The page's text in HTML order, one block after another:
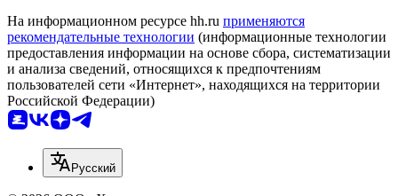
На информационном ресурсе hh.ru применяются
рекомендательные технологии (информационные технологии
предоставления информации на основе сбора, систематизации
и анализа сведений, относящихся к предпочтениям
пользователей сети «Интернет», находящихся на территории
Российской Федерации)
Русский